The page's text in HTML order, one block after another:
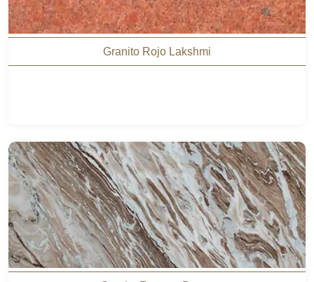
Granito Rojo Lakshmi